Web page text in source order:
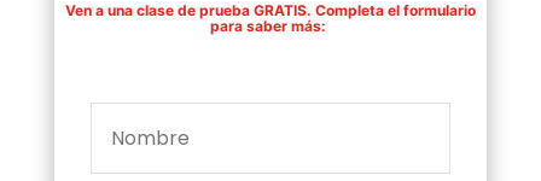
Ven a una clase de prueba GRATIS. Completa el formulario
para saber más: